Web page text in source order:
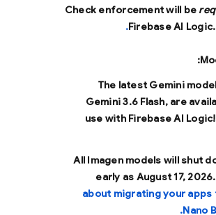
Check enforcement will be
Firebase AI Logic.
The latest Gemini
Gemini 3.6 Flash, are
use with Firebase AI Logic!
All Imagen models will shut
early as August 17, 2026.
about migrating your apps
Nano